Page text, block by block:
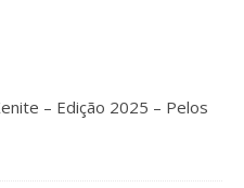
– Edição 2025 – Pelos